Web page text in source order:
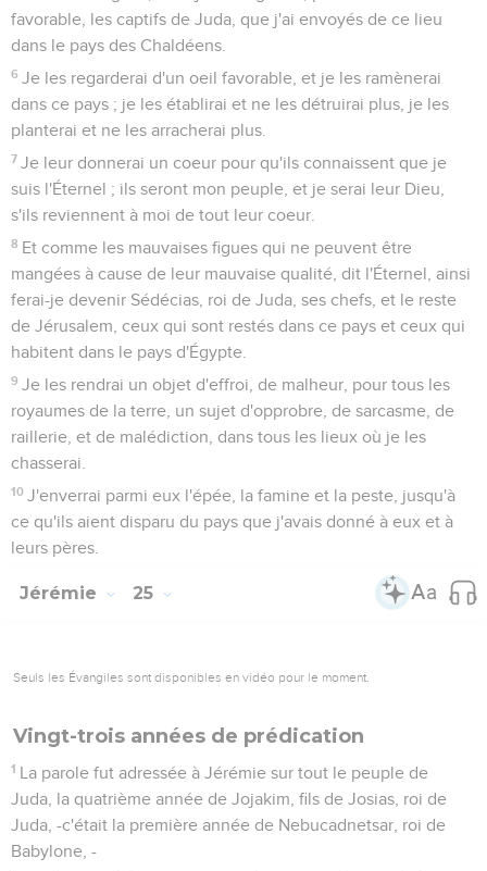
favorable, les captifs de Juda, que j'ai envoyés de ce lieu
dans le pays des Chaldéens.
6 Je les regarderai d'un oeil favorable, et je les ramènerai
dans ce pays ; je les établirai et ne les détruirai plus, je les
planterai et ne les arracherai plus.
7 Je leur donnerai un coeur pour qu'ils connaissent que je
suis l'Éternel ; ils seront mon peuple, et je serai leur Dieu,
s'ils reviennent à moi de tout leur coeur.
8 Et comme les mauvaises figues qui ne peuvent être
mangées à cause de leur mauvaise qualité, dit l'Éternel, ainsi
ferai-je devenir Sédécias, roi de Juda, ses chefs, et le reste
de Jérusalem, ceux qui sont restés dans ce pays et ceux qui
habitent dans le pays d'Égypte.
9 Je les rendrai un objet d'effroi, de malheur, pour tous les
royaumes de la terre, un sujet d'opprobre, de sarcasme, de
raillerie, et de malédiction, dans tous les lieux où je les
chasserai.
10 J'enverrai parmi eux l'épée, la famine et la peste, jusqu'à
ce qu'ils aient disparu du pays que j'avais donné à eux et à
leurs pères.
Jérémie 25
Seuls les Évangiles sont disponibles en vidéo pour le moment.
Vingt-trois années de prédication
1 La parole fut adressée à Jérémie sur tout le peuple de
Juda, la quatrième année de Jojakim, fils de Josias, roi de
Juda, -c'était la première année de Nebucadnetsar, roi de
Babylone, -